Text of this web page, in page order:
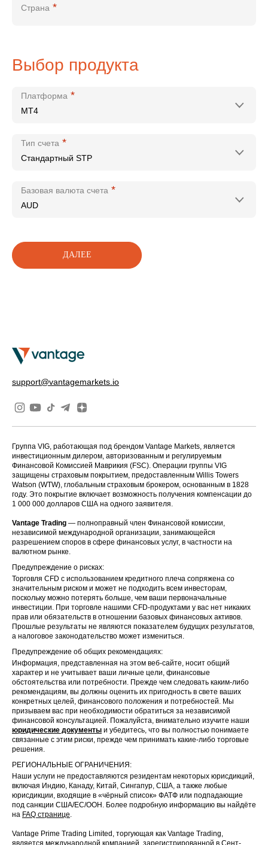
Страна *
Выбор продукта
Платформа *
Тип счета *
Базовая валюта счета *
ДАЛЕЕ
support@vantagemarkets.io
Группа VIG, работающая под брендом Vantage Markets, является
инвестиционным дилером, авторизованным и регулируемым
Финансовой Комиссией Маврикия (FSC). Операции группы VIG
защищены страховым покрытием, предоставленным Willis Towers
Watson (WTW), глобальным страховым брокером, основанным в 1828
году. Это покрытие включает возможность получения компенсации до
1 000 000 долларов США на одного заявителя.
Vantage Trading — полноправный член Финансовой комиссии,
независимой международной организации, занимающейся
разрешением споров в сфере финансовых услуг, в частности на
валютном рынке.
Предупреждение о рисках:
Торговля CFD с использованием кредитного плеча сопряжена со
значительным риском и может не подходить всем инвесторам,
поскольку можно потерять больше, чем ваши первоначальные
инвестиции. При торговле нашими CFD-продуктами у вас нет никаких
прав или обязательств в отношении базовых финансовых активов.
Прошлые результаты не являются показателем будущих результатов,
а налоговое законодательство может измениться.
Предупреждение об общих рекомендациях:
Информация, представленная на этом веб-сайте, носит общий
характер и не учитывает ваши личные цели, финансовые
обстоятельства или потребности. Прежде чем следовать каким-либо
рекомендациям, вы должны оценить их пригодность в свете ваших
конкретных целей, финансового положения и потребностей. Мы
призываем вас при необходимости обратиться за независимой
финансовой консультацией. Пожалуйста, внимательно изучите наши
юридические документы и убедитесь, что вы полностью понимаете
связанные с этим риски, прежде чем принимать какие-либо торговые
решения.
РЕГИОНАЛЬНЫЕ ОГРАНИЧЕНИЯ:
Наши услуги не предоставляются резидентам некоторых юрисдикций,
включая Индию, Канаду, Китай, Сингапур, США, а также любые
юрисдикции, входящие в «чёрный список» ФАТФ или подпадающие
под санкции США/ЕС/ООН. Более подробную информацию вы найдёте
на FAQ странице.
Vantage Prime Trading Limited, торгующая как Vantage Trading,
является международной компанией, зарегистрированной в Сент-